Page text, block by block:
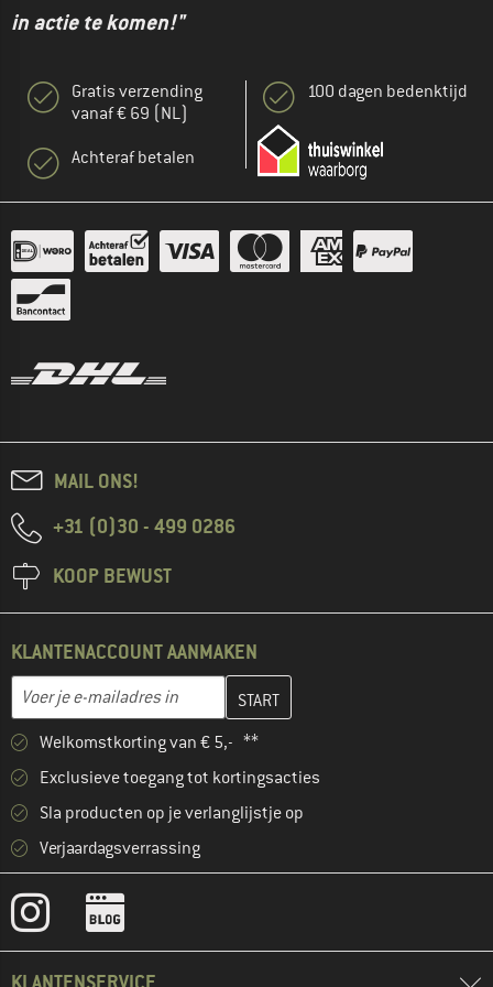
in actie te komen!"
Gratis verzending
vanaf € 69 (NL)
Achteraf betalen
100 dagen bedenktijd
MAIL ONS!
+31 (0)30 - 499 0286
KOOP BEWUST
KLANTENACCOUNT AANMAKEN
E-mailadres
Vul je e-mailadres hier in en maak in de volgende stap je
Welkomstkorting van € 5,- **
Exclusieve toegang tot kortingsacties
Sla producten op je verlanglijstje op
Verjaardagsverrassing